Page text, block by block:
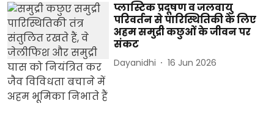
प्लास्टिक प्रदूषण व जलवायु
परिवर्तन से पारिस्थितिकी के लिए
अहम समुद्री कछुओं के जीवन पर
संकट
Dayanidhi 16 Jun 2026